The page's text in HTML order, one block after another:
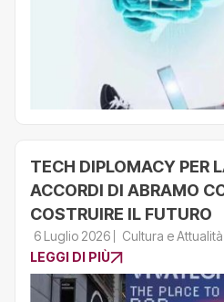
TECH DIPLOMACY PER
ACCORDI DI ABRAMO
COSTRUIRE IL FUTURO
6 Luglio 2026
Cultura e Attualità
LEGGI DI PIÙ